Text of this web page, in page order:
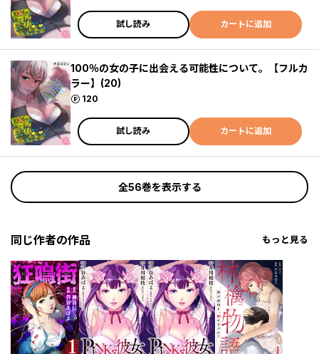
試し読み カートに追加
100％の女の子に出会える可能性について。【フルカ
ラー】(20)
120
ポイント
試し読み カートに追加
全56巻を表示する
同じ作者の作品 もっと見る